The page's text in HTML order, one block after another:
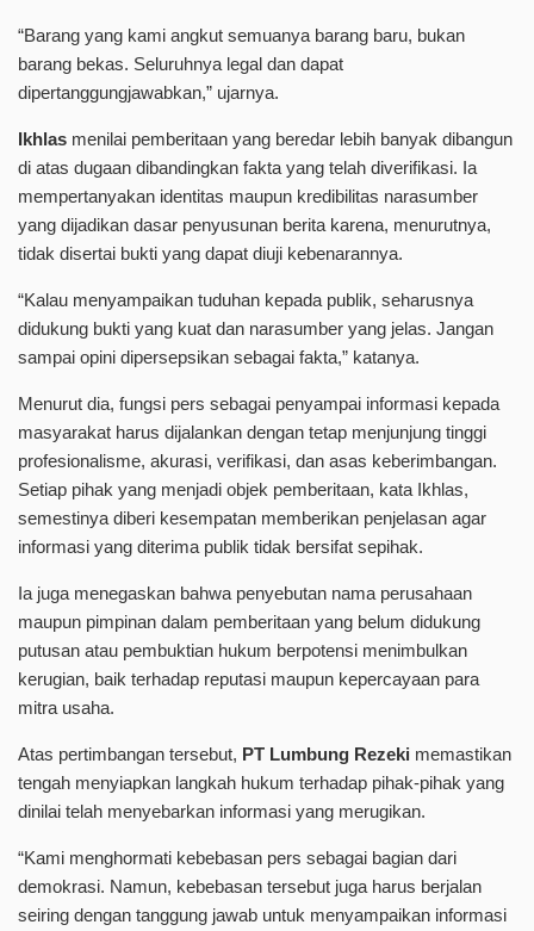
“Barang yang kami angkut semuanya barang baru, bukan
barang bekas. Seluruhnya legal dan dapat
dipertanggungjawabkan,” ujarnya.
Ikhlas menilai pemberitaan yang beredar lebih banyak dibangun
di atas dugaan dibandingkan fakta yang telah diverifikasi. Ia
mempertanyakan identitas maupun kredibilitas narasumber
yang dijadikan dasar penyusunan berita karena, menurutnya,
tidak disertai bukti yang dapat diuji kebenarannya.
“Kalau menyampaikan tuduhan kepada publik, seharusnya
didukung bukti yang kuat dan narasumber yang jelas. Jangan
sampai opini dipersepsikan sebagai fakta,” katanya.
Menurut dia, fungsi pers sebagai penyampai informasi kepada
masyarakat harus dijalankan dengan tetap menjunjung tinggi
profesionalisme, akurasi, verifikasi, dan asas keberimbangan.
Setiap pihak yang menjadi objek pemberitaan, kata Ikhlas,
semestinya diberi kesempatan memberikan penjelasan agar
informasi yang diterima publik tidak bersifat sepihak.
Ia juga menegaskan bahwa penyebutan nama perusahaan
maupun pimpinan dalam pemberitaan yang belum didukung
putusan atau pembuktian hukum berpotensi menimbulkan
kerugian, baik terhadap reputasi maupun kepercayaan para
mitra usaha.
Atas pertimbangan tersebut, PT Lumbung Rezeki memastikan
tengah menyiapkan langkah hukum terhadap pihak-pihak yang
dinilai telah menyebarkan informasi yang merugikan.
“Kami menghormati kebebasan pers sebagai bagian dari
demokrasi. Namun, kebebasan tersebut juga harus berjalan
seiring dengan tanggung jawab untuk menyampaikan informasi